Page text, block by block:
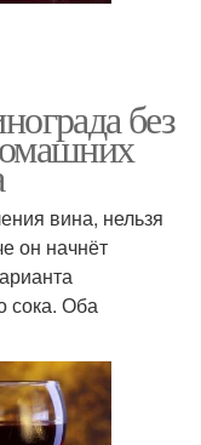
без
вина, нельзя
он начнёт
сока. Оба